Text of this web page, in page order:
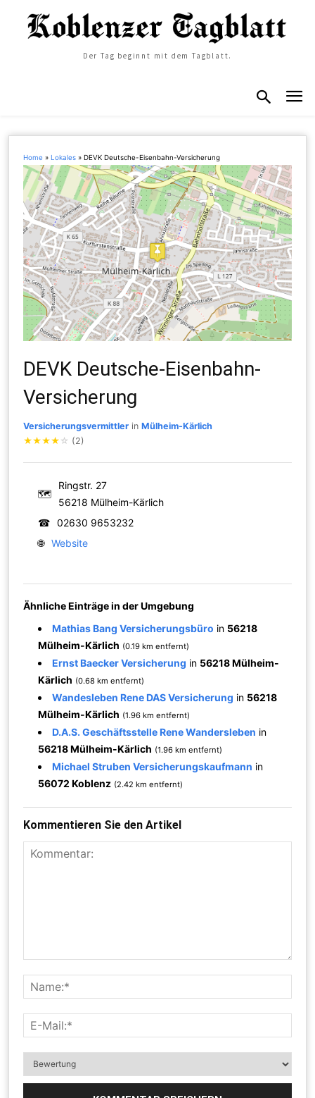
Der Tag beginnt mit dem Tagblatt.
Home »Lokales »DEVK Deutsche-Eisenbahn-Versicherung
DEVK Deutsche-Eisenbahn-
Versicherung
Versicherungsvermittler inMülheim-Kärlich
★★★★ ☆ (2)
🗺
Ringstr. 27
56218 Mülheim-Kärlich
☎
02630 9653232
🌐 Website
Ähnliche Einträge in der Umgebung
Mathias Bang Versicherungsbüro in 56218
Mülheim-Kärlich (0.19 km entfernt)
Ernst Baecker Versicherung in 56218 Mülheim-
Kärlich (0.68 km entfernt)
Wandesleben Rene DAS Versicherung in 56218
Mülheim-Kärlich (1.96 km entfernt)
D.A.S. Geschäftsstelle Rene Wandersleben in
56218 Mülheim-Kärlich (1.96 km entfernt)
Michael Struben Versicherungskaufmann in
56072 Koblenz (2.42 km entfernt)
Kommentieren Sie den Artikel